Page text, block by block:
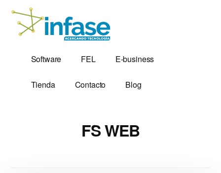
contenido
Additional
menu
Soluciones
Tecnológicas
desde
1,999
Electrónica
Software FEL E-business
Tienda Contacto Blog
FS WEB